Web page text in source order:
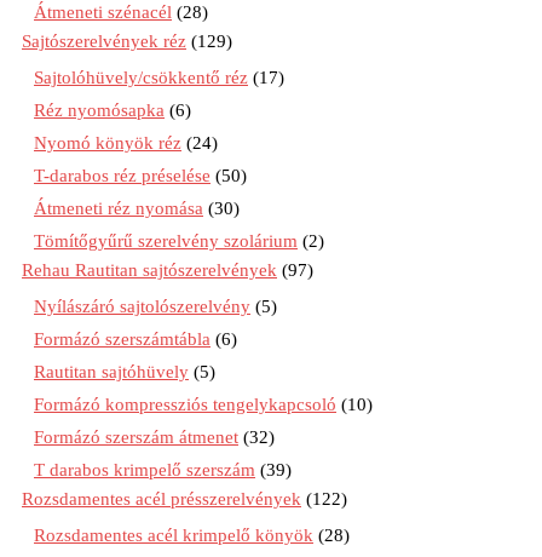
Átmeneti szénacél (28)
Sajtószerelvények réz (129)
Sajtolóhüvely/csökkentő réz (17)
Réz nyomósapka (6)
Nyomó könyök réz (24)
T-darabos réz préselése (50)
Átmeneti réz nyomása (30)
Tömítőgyűrű szerelvény szolárium (2)
Rehau Rautitan sajtószerelvények (97)
Nyílászáró sajtolószerelvény (5)
Formázó szerszámtábla (6)
Rautitan sajtóhüvely (5)
Formázó kompressziós tengelykapcsoló (10)
Formázó szerszám átmenet (32)
T darabos krimpelő szerszám (39)
Rozsdamentes acél présszerelvények (122)
Rozsdamentes acél krimpelő könyök (28)